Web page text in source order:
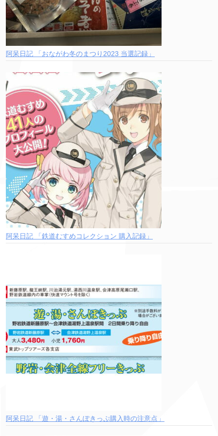
阿呆日記 「おながわ冬のまつり2023 当選記録」
阿呆日記 「鉄道むすめコレクション 購入記録」
阿呆日記 「遊・湯・さんぽきっぷ購入時の注意点」